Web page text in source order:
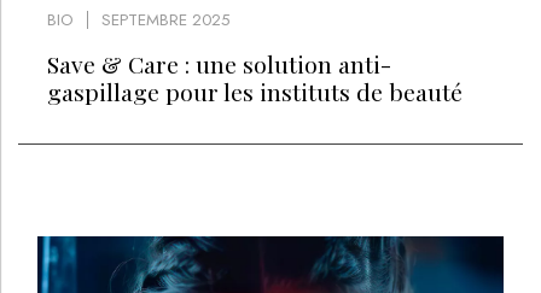
BIO SEPTEMBRE 2025
Save & Care : une solution anti-
gaspillage pour les instituts de beauté